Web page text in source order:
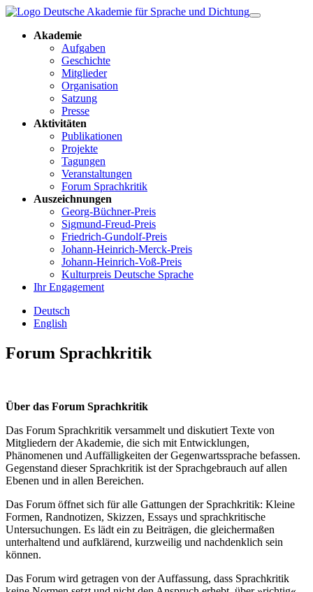
Akademie
Aufgaben
Geschichte
Mitglieder
Organisation
Satzung
Presse
Aktivitäten
Publikationen
Projekte
Tagungen
Veranstaltungen
Forum Sprachkritik
Auszeichnungen
Georg-Büchner-Preis
Sigmund-Freud-Preis
Friedrich-Gundolf-Preis
Johann-Heinrich-Merck-Preis
Johann-Heinrich-Voß-Preis
Kulturpreis Deutsche Sprache
Ihr Engagement
Deutsch
English
Forum Sprachkritik
Über das Forum Sprachkritik
Das Forum Sprachkritik versammelt und diskutiert Texte von
Mitgliedern der Akademie, die sich mit Entwicklungen,
Phänomenen und Auffälligkeiten der Gegenwartssprache befassen.
Gegenstand dieser Sprachkritik ist der Sprachgebrauch auf allen
Ebenen und in allen Bereichen.
Das Forum öffnet sich für alle Gattungen der Sprachkritik: Kleine
Formen, Randnotizen, Skizzen, Essays und sprachkritische
Untersuchungen. Es lädt ein zu Beiträgen, die gleichermaßen
unterhaltend und aufklärend, kurzweilig und nachdenklich sein
können.
Das Forum wird getragen von der Auffassung, dass Sprachkritik